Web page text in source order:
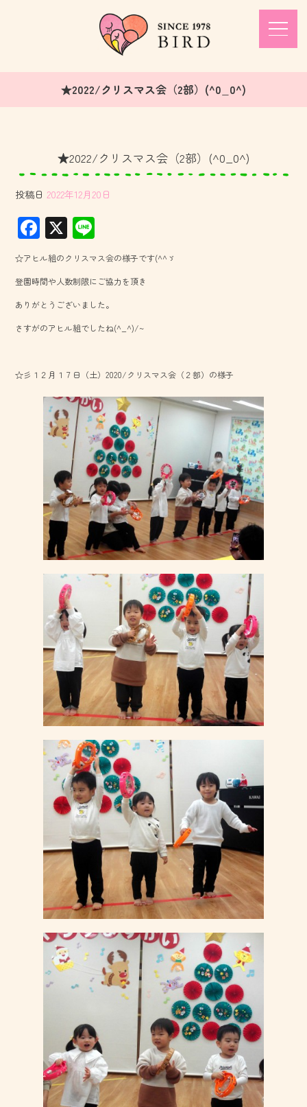
★2022/クリスマス会（2部）(^0_0^)
★2022/クリスマス会（2部）(^0_0^)
投稿日 2022年12月20日
F
ac
e
b
o
ok
X
ne
☆アヒル組のクリスマス会の様子です(^^ゞ
登園時間や人数制限にご協力を頂き
ありがとうございました。
さすがのアヒル組でしたね(^_^)/~
☆彡１２月１７日（土）2020/クリスマス会（２部）の様子